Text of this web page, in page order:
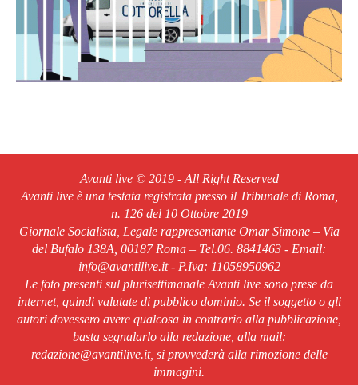
Avanti live © 2019 - All Right Reserved
Avanti live è una testata registrata presso il Tribunale di Roma,
n. 126 del 10 Ottobre 2019
Giornale Socialista, Legale rappresentante Omar Simone – Via
del Bufalo 138A, 00187 Roma – Tel.06. 8841463 - Email:
info@avantilive.it - P.Iva: 11058950962
Le foto presenti sul plurisettimanale Avanti live sono prese da
internet, quindi valutate di pubblico dominio. Se il soggetto o gli
autori dovessero avere qualcosa in contrario alla pubblicazione,
basta segnalarlo alla redazione, alla mail:
redazione@avantilive.it, si provvederà alla rimozione delle
immagini.